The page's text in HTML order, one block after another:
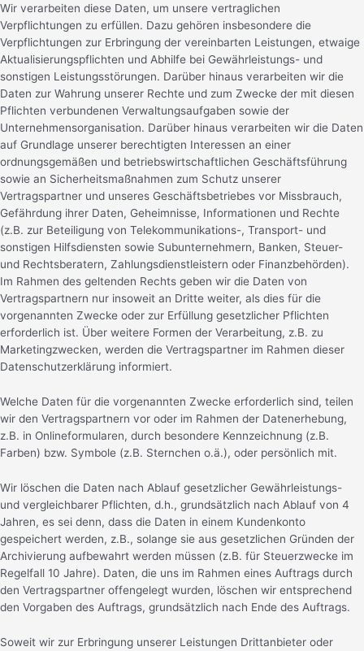
Wir verarbeiten diese Daten, um unsere vertraglichen
Verpflichtungen zu erfüllen. Dazu gehören insbesondere die
Verpflichtungen zur Erbringung der vereinbarten Leistungen, etwaige
Aktualisierungspflichten und Abhilfe bei Gewährleistungs- und
sonstigen Leistungsstörungen. Darüber hinaus verarbeiten wir die
Daten zur Wahrung unserer Rechte und zum Zwecke der mit diesen
Pflichten verbundenen Verwaltungsaufgaben sowie der
Unternehmensorganisation. Darüber hinaus verarbeiten wir die Daten
auf Grundlage unserer berechtigten Interessen an einer
ordnungsgemäßen und betriebswirtschaftlichen Geschäftsführung
sowie an Sicherheitsmaßnahmen zum Schutz unserer
Vertragspartner und unseres Geschäftsbetriebes vor Missbrauch,
Gefährdung ihrer Daten, Geheimnisse, Informationen und Rechte
(z.B. zur Beteiligung von Telekommunikations-, Transport- und
sonstigen Hilfsdiensten sowie Subunternehmern, Banken, Steuer-
und Rechtsberatern, Zahlungsdienstleistern oder Finanzbehörden).
Im Rahmen des geltenden Rechts geben wir die Daten von
Vertragspartnern nur insoweit an Dritte weiter, als dies für die
vorgenannten Zwecke oder zur Erfüllung gesetzlicher Pflichten
erforderlich ist. Über weitere Formen der Verarbeitung, z.B. zu
Marketingzwecken, werden die Vertragspartner im Rahmen dieser
Datenschutzerklärung informiert.
Welche Daten für die vorgenannten Zwecke erforderlich sind, teilen
wir den Vertragspartnern vor oder im Rahmen der Datenerhebung,
z.B. in Onlineformularen, durch besondere Kennzeichnung (z.B.
Farben) bzw. Symbole (z.B. Sternchen o.ä.), oder persönlich mit.
Wir löschen die Daten nach Ablauf gesetzlicher Gewährleistungs-
und vergleichbarer Pflichten, d.h., grundsätzlich nach Ablauf von 4
Jahren, es sei denn, dass die Daten in einem Kundenkonto
gespeichert werden, z.B., solange sie aus gesetzlichen Gründen der
Archivierung aufbewahrt werden müssen (z.B. für Steuerzwecke im
Regelfall 10 Jahre). Daten, die uns im Rahmen eines Auftrags durch
den Vertragspartner offengelegt wurden, löschen wir entsprechend
den Vorgaben des Auftrags, grundsätzlich nach Ende des Auftrags.
Soweit wir zur Erbringung unserer Leistungen Drittanbieter oder